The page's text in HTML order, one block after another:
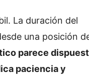
La duración del
una posición
parece
paciencia y